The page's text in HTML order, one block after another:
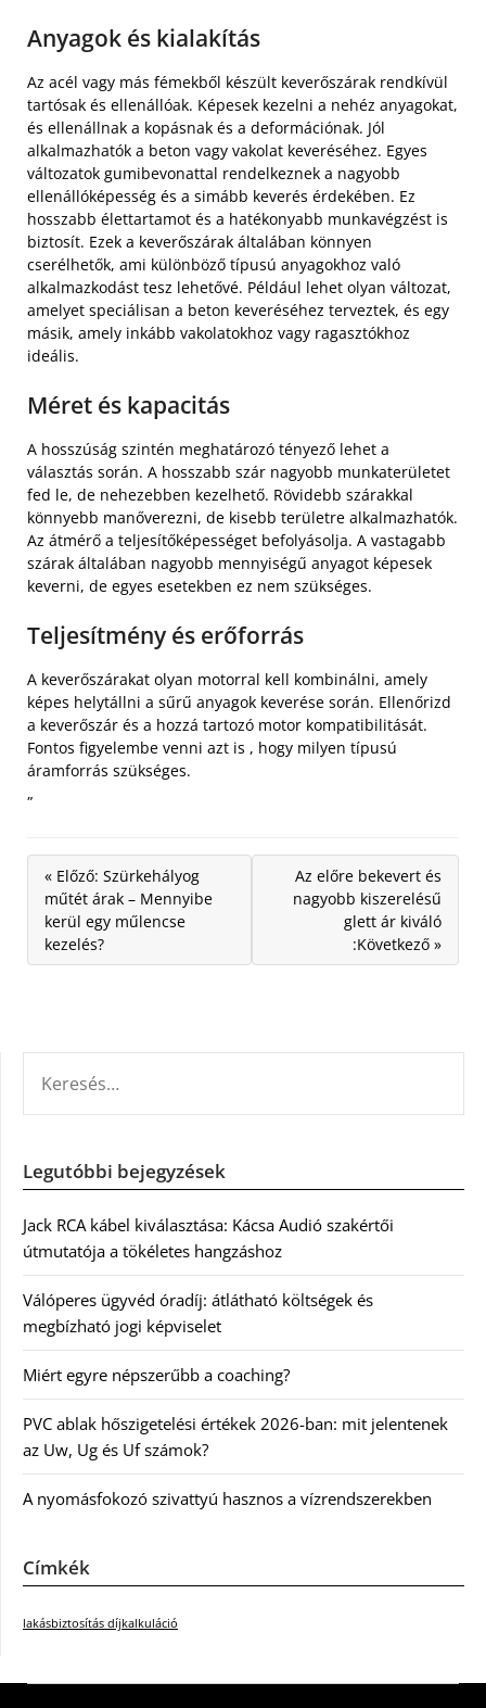
Anyagok és kialakítás
Az acél vagy más fémekből készült keverőszárak rendkívül
tartósak és ellenállóak. Képesek kezelni a nehéz anyagokat,
és ellenállnak a kopásnak és a deformációnak. Jól
alkalmazhatók a beton vagy vakolat keveréséhez. Egyes
változatok gumibevonattal rendelkeznek a nagyobb
ellenállóképesség és a simább keverés érdekében. Ez
hosszabb élettartamot és a hatékonyabb munkavégzést is
biztosít. Ezek a keverőszárak általában könnyen
cserélhetők, ami különböző típusú anyagokhoz való
alkalmazkodást tesz lehetővé. Például lehet olyan változat,
amelyet speciálisan a beton keveréséhez terveztek, és egy
másik, amely inkább vakolatokhoz vagy ragasztókhoz
ideális.
Méret és kapacitás
A hosszúság szintén meghatározó tényező lehet a
választás során. A hosszabb szár nagyobb munkaterületet
fed le, de nehezebben kezelhető. Rövidebb szárakkal
könnyebb manőverezni, de kisebb területre alkalmazhatók.
Az átmérő a teljesítőképességet befolyásolja. A vastagabb
szárak általában nagyobb mennyiségű anyagot képesek
keverni, de egyes esetekben ez nem szükséges.
Teljesítmény és erőforrás
A keverőszárakat olyan motorral kell kombinálni, amely
képes helytállni a sűrű anyagok keverése során. Ellenőrizd
a keverőszár és a hozzá tartozó motor kompatibilitását.
Fontos figyelembe venni azt is , hogy milyen típusú
áramforrás szükséges.
„
« Előző: Szürkehályog
műtét árak – Mennyibe
kerül egy műlencse
kezelés?
Az előre bekevert és
nagyobb kiszerelésű
glett ár kiváló
:Következő »
Legutóbbi bejegyzések
Jack RCA kábel kiválasztása: Kácsa Audió szakértői
útmutatója a tökéletes hangzáshoz
Válóperes ügyvéd óradíj: átlátható költségek és
megbízható jogi képviselet
Miért egyre népszerűbb a coaching?
PVC ablak hőszigetelési értékek 2026-ban: mit jelentenek
az Uw, Ug és Uf számok?
A nyomásfokozó szivattyú hasznos a vízrendszerekben
Címkék
lakásbiztosítás díjkalkuláció